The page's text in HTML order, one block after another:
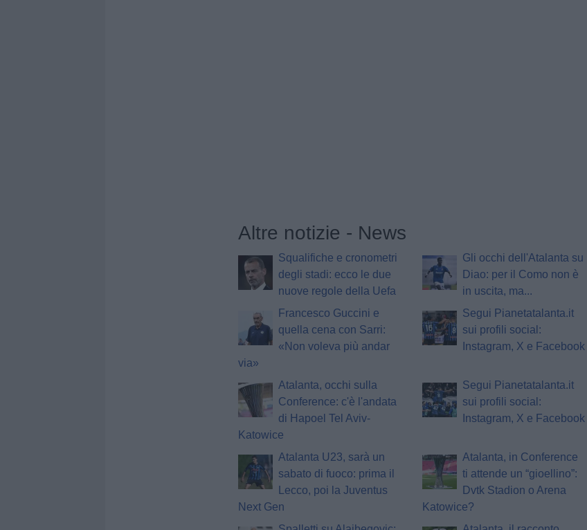
Altre notizie - News
Squalifiche e cronometri
degli stadi: ecco le due
nuove regole della Uefa
Gli occhi dell'Atalanta su
Diao: per il Como non è
in uscita, ma...
Francesco Guccini e
quella cena con Sarri:
«Non voleva più andar
via»
Segui Pianetatalanta.it
sui profili social:
Instagram, X e Facebook
Atalanta, occhi sulla
Conference: c'è l'andata
di Hapoel Tel Aviv-
Katowice
Segui Pianetatalanta.it
sui profili social:
Instagram, X e Facebook
Atalanta U23, sarà un
sabato di fuoco: prima il
Lecco, poi la Juventus
Next Gen
Atalanta, in Conference
ti attende un “gioellino”:
Dvtk Stadion o Arena
Katowice?